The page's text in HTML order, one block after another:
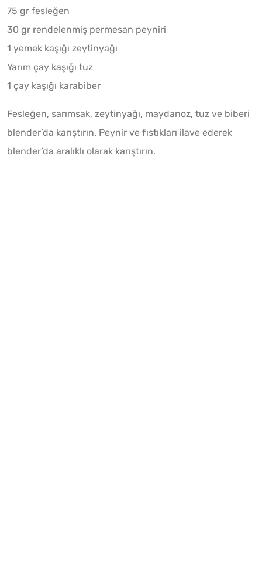
75 gr fesleğen
30 gr rendelenmiş permesan peyniri
1 yemek kaşığı zeytinyağı
Yarım çay kaşığı tuz
1 çay kaşığı karabiber
Fesleğen, sarımsak, zeytinyağı, maydanoz, tuz ve biberi
blender’da karıştırın. Peynir ve fıstıkları ilave ederek
blender’da aralıklı olarak karıştırın.